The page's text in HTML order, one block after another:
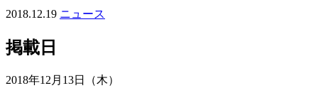
2018.12.19 ニュース
掲載日
2018年12月13日（木）